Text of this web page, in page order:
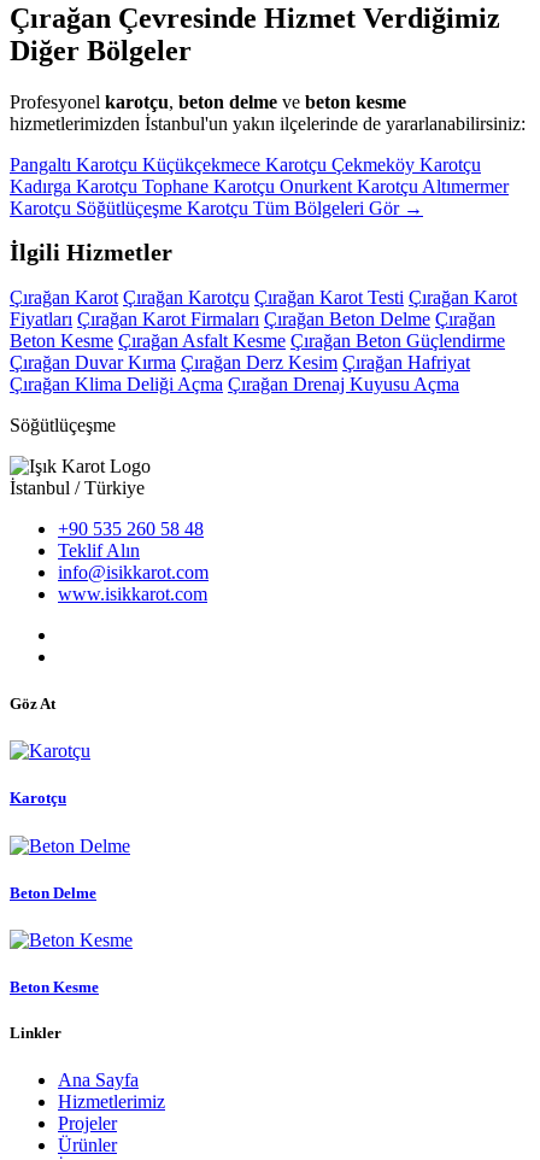
Çırağan Çevresinde Hizmet Verdiğimiz
Diğer Bölgeler
Profesyonel karotçu, beton delme ve beton kesme
hizmetlerimizden İstanbul'un yakın ilçelerinde de yararlanabilirsiniz:
Pangaltı Karotçu Küçükçekmece Karotçu Çekmeköy Karotçu
Kadırga Karotçu Tophane Karotçu Onurkent Karotçu Altımermer
Karotçu Söğütlüçeşme Karotçu Tüm Bölgeleri Gör →
İlgili Hizmetler
Çırağan Karot Çırağan Karotçu Çırağan Karot Testi Çırağan Karot
Fiyatları Çırağan Karot Firmaları Çırağan Beton Delme Çırağan
Beton Kesme Çırağan Asfalt Kesme Çırağan Beton Güçlendirme
Çırağan Duvar Kırma Çırağan Derz Kesim Çırağan Hafriyat
Çırağan Klima Deliği Açma Çırağan Drenaj Kuyusu Açma
Söğütlüçeşme
İstanbul / Türkiye
+90 535 260 58 48
Teklif Alın
info@isikkarot.com
www.isikkarot.com
Göz At
Karotçu
Beton Delme
Beton Kesme
Linkler
Ana Sayfa
Hizmetlerimiz
Projeler
Ürünler